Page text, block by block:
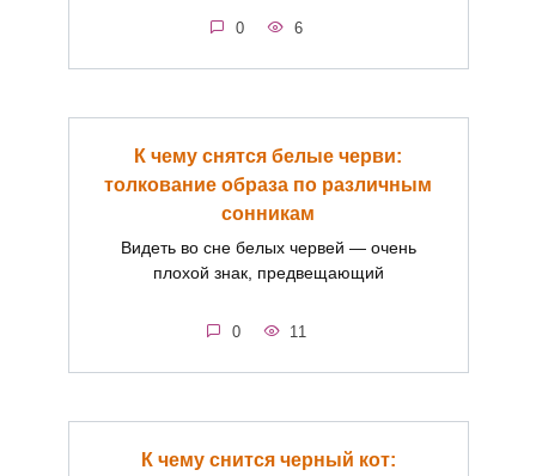
0 6
К чему снятся белые черви:
толкование образа по различным
сонникам
Видеть во сне белых червей — очень
плохой знак, предвещающий
0 11
К чему снится черный кот: